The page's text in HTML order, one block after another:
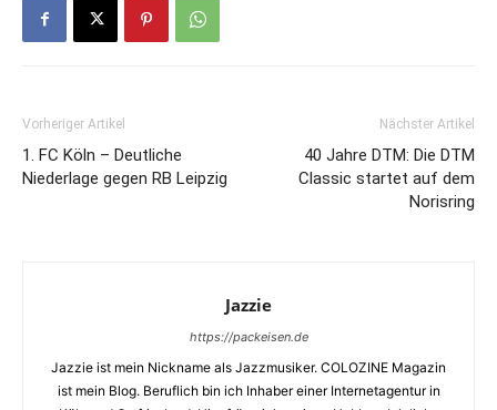
Vorheriger Artikel
1. FC Köln – Deutliche
Niederlage gegen RB Leipzig
Nächster Artikel
40 Jahre DTM: Die DTM
Classic startet auf dem
Norisring
Jazzie
https://packeisen.de
Jazzie ist mein Nickname als Jazzmusiker. COLOZINE Magazin
ist mein Blog. Beruflich bin ich Inhaber einer Internetagentur in